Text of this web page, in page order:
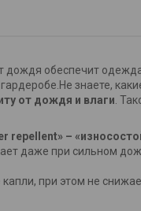
дождя обеспечит
знаете,
от дождя и влаги .
repellent» –
даже при сильном
капли, при этом не